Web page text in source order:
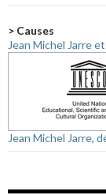
> Causes
Jean Michel Jarre
Jean Michel Jarre,